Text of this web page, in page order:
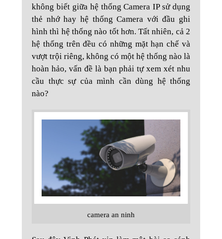
không biết giữa hệ thống Camera IP sử dụng
thẻ nhớ hay hệ thống Camera với đầu ghi
hình thì hệ thống nào tốt hơn. Tất nhiên, cả 2
hệ thống trên đều có những mặt hạn chế và
vượt trội riêng, không có một hệ thống nào là
hoàn hảo, vấn đề là bạn phải tự xem xét nhu
cầu thực sự của mình cần dùng hệ thống
nào?
camera an ninh